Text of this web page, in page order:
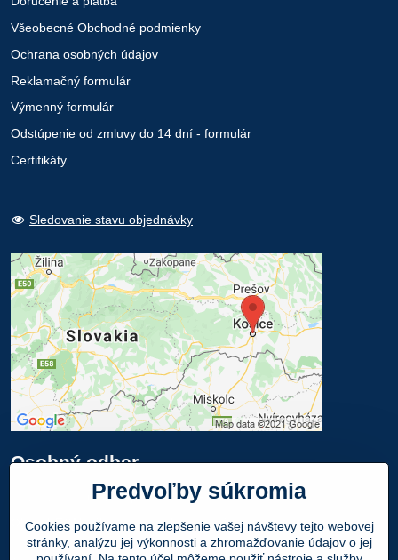
Všeobecné Obchodné podmienky
Ochrana osobných údajov
Reklamačný formulár
Výmenný formulár
Odstúpenie od zmluvy do 14 dní - formulár
Certifikáty
Sledovanie stavu objednávky
Osobný odber
Navštívte našu predajňu - SHOWROOM
Obuv LEON, Mlynská 21, 040 01 Košice
Váš Objednaný tovar si môžete ZADARMO
Predvoľby súkromia
Cookies používame na zlepšenie vašej návštevy tejto webovej
stránky, analýzu jej výkonnosti a zhromažďovanie údajov o jej